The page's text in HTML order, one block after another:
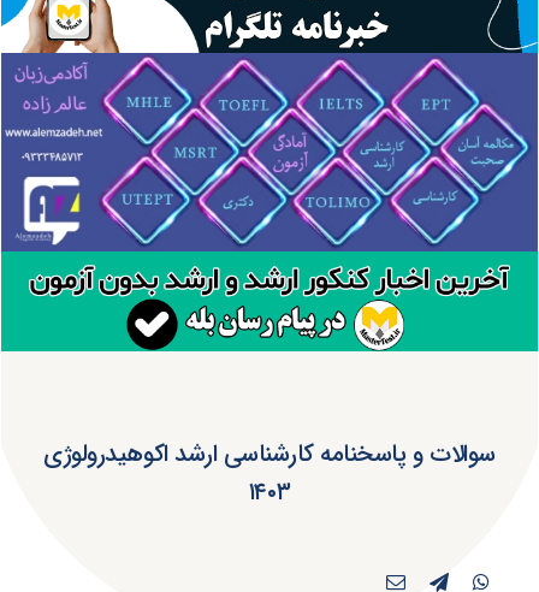
سوالات و پاسخنامه کارشناسی ارشد اکوهیدرولوژی
۱۴۰۳